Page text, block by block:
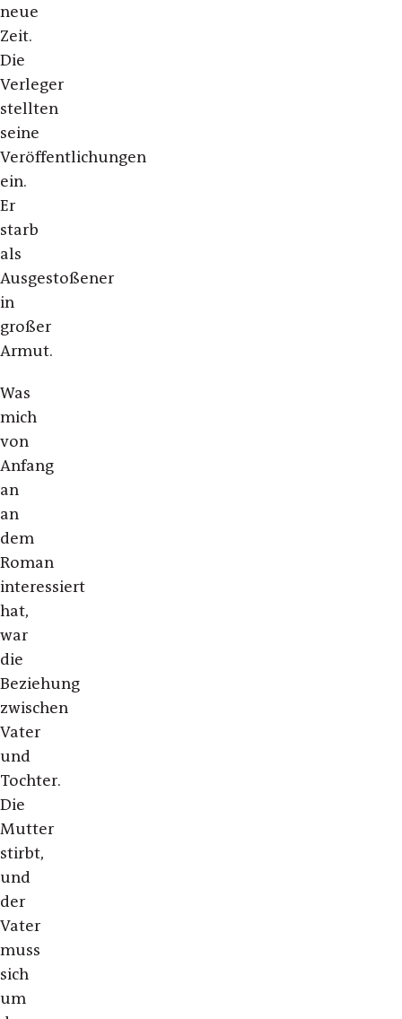
neue
Zeit.
Die
Verleger
stellten
seine
Veröffentlichungen
ein.
Er
starb
als
Ausgestoßener
in
großer
Armut.
Was
mich
von
Anfang
an
an
dem
Roman
interessiert
hat,
war
die
Beziehung
zwischen
Vater
und
Tochter.
Die
Mutter
stirbt,
und
der
Vater
muss
sich
um